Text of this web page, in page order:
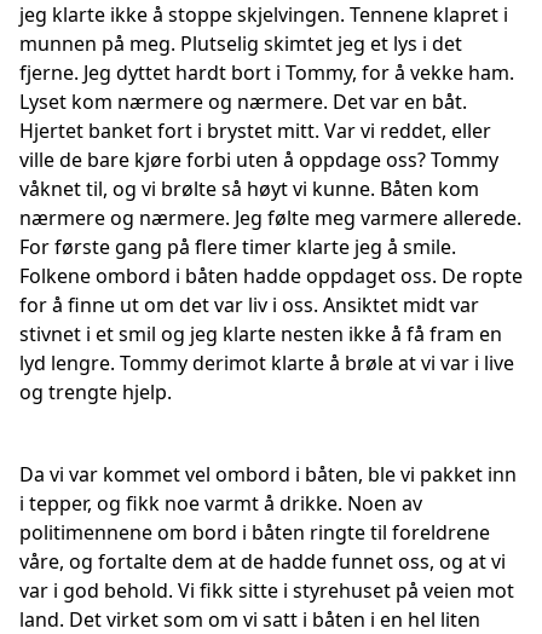
jeg klarte ikke å stoppe skjelvingen. Tennene klapret i
munnen på meg. Plutselig skimtet jeg et lys i det
fjerne. Jeg dyttet hardt bort i Tommy, for å vekke ham.
Lyset kom nærmere og nærmere. Det var en båt.
Hjertet banket fort i brystet mitt. Var vi reddet, eller
ville de bare kjøre forbi uten å oppdage oss? Tommy
våknet til, og vi brølte så høyt vi kunne. Båten kom
nærmere og nærmere. Jeg følte meg varmere allerede.
For første gang på flere timer klarte jeg å smile.
Folkene ombord i båten hadde oppdaget oss. De ropte
for å finne ut om det var liv i oss. Ansiktet midt var
stivnet i et smil og jeg klarte nesten ikke å få fram en
lyd lengre. Tommy derimot klarte å brøle at vi var i live
og trengte hjelp.
Da vi var kommet vel ombord i båten, ble vi pakket inn
i tepper, og fikk noe varmt å drikke. Noen av
politimennene om bord i båten ringte til foreldrene
våre, og fortalte dem at de hadde funnet oss, og at vi
var i god behold. Vi fikk sitte i styrehuset på veien mot
land. Det virket som om vi satt i båten i en hel liten